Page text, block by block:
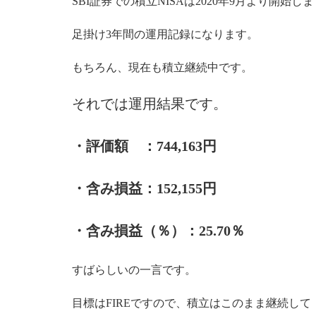
足掛け3年間の運用記録になります。
もちろん、現在も積立継続中です。
それでは運用結果です。
・評価額 ：744,163円
・含み損益：152,155円
・含み損益（％）：25.70％
すばらしいの一言です。
目標はFIREですので、積立はこのまま継続して